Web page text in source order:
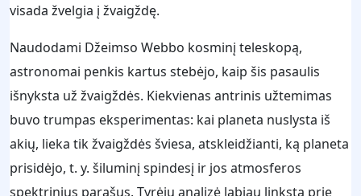
visada žvelgia į žvaigždę.
Naudodami Džeimso Webbo kosminį teleskopą,
astronomai penkis kartus stebėjo, kaip šis pasaulis
išnyksta už žvaigždės. Kiekvienas antrinis užtemimas
buvo trumpas eksperimentas: kai planeta nuslysta iš
akių, lieka tik žvaigždės šviesa, atskleidžianti, ką planeta
prisidėjo, t. y. šiluminį spindesį ir jos atmosferos
spektrinius parašus. Tyrėjų analizė labiau linksta prie